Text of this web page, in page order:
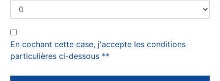
En cochant cette case, j'accepte les conditions
particulières ci-dessous **